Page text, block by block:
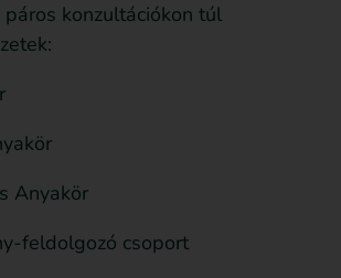
konzultációkon túl
Anyakör
feldolgozó csoport